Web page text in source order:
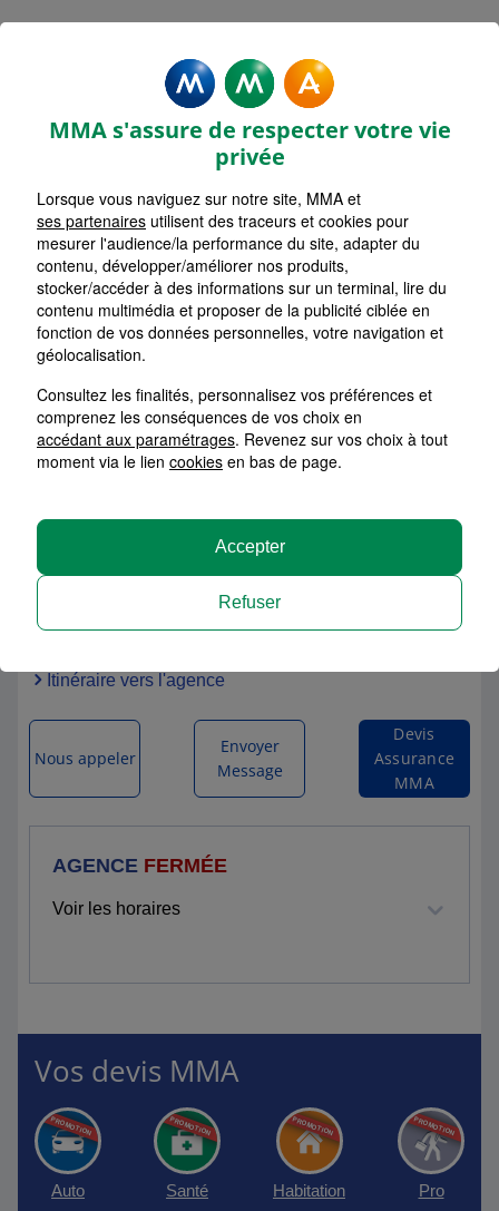
ESCARBOTIN
Accueil Assurance Normandie Assurance Seine-Maritime (76)
MMA FRIVILLE ESCARBOTIN
153 RUE HENRI BARBUSSE
Itinéraire vers l'agence
AGENCE FERMÉE
Voir les horaires
Nous appeler
Envoyer
Message
Devis
Assurance
MMA
Vos devis MMA
Auto Santé Habitation Pro
MMA s'assure de respecter votre vie
privée
Lorsque vous naviguez sur notre site, MMA et
ses partenaires utilisent des traceurs et cookies pour
mesurer l'audience/la performance du site, adapter du
contenu, développer/améliorer nos produits,
stocker/accéder à des informations sur un terminal, lire du
contenu multimédia et proposer de la publicité ciblée en
fonction de vos données personnelles, votre navigation et
géolocalisation.
Consultez les finalités, personnalisez vos préférences et
comprenez les conséquences de vos choix en
accédant aux paramétrages. Revenez sur vos choix à tout
moment via le lien cookies en bas de page.
Refuser
Accepter